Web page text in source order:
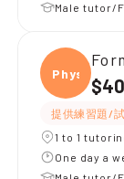
Male tutor/
Physi
提供練習題/
1 to 1
One day a